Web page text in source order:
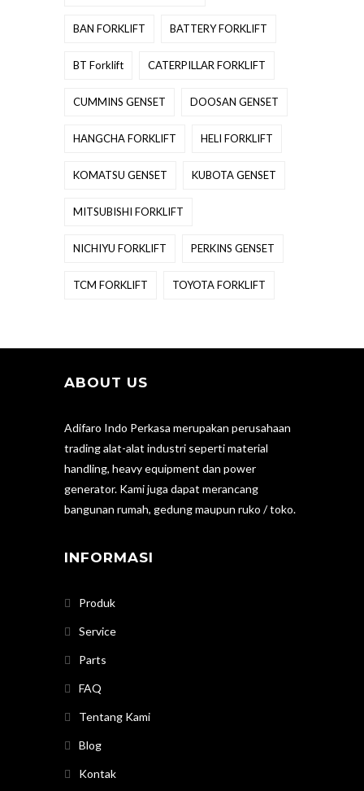
BAN FORKLIFT BATTERY FORKLIFT
BT Forklift CATERPILLAR FORKLIFT
CUMMINS GENSET DOOSAN GENSET
HANGCHA FORKLIFT HELI FORKLIFT
KOMATSU GENSET KUBOTA GENSET
MITSUBISHI FORKLIFT
NICHIYU FORKLIFT PERKINS GENSET
TCM FORKLIFT TOYOTA FORKLIFT
ABOUT US
Adifaro Indo Perkasa merupakan perusahaan
trading alat-alat industri seperti material
handling, heavy equipment dan power
generator. Kami juga dapat merancang
bangunan rumah, gedung maupun ruko / toko.
INFORMASI
Produk
Service
Parts
FAQ
Tentang Kami
Blog
Kontak